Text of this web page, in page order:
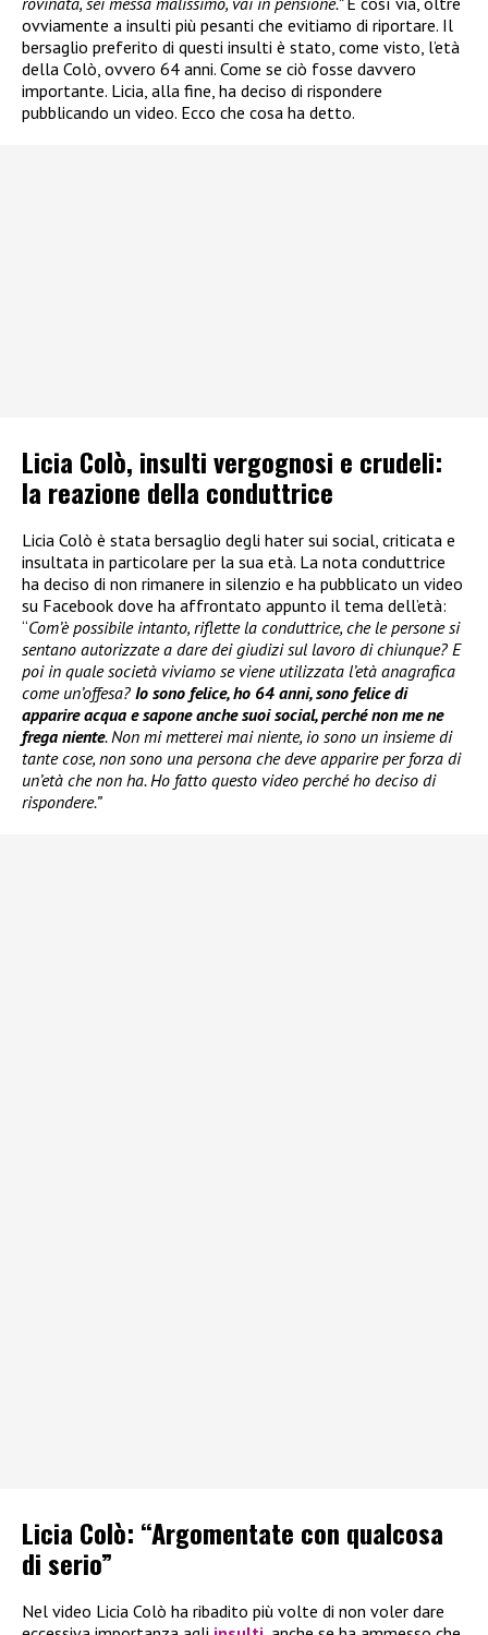
ovviamente a insulti più pesanti che evitiamo di riportare. Il
bersaglio preferito di questi insulti è stato, come visto, l’età
della Colò, ovvero 64 anni. Come se ciò fosse davvero
importante. Licia, alla fine, ha deciso di rispondere
pubblicando un video. Ecco che cosa ha detto.
Licia Colò, insulti vergognosi e crudeli:
la reazione della conduttrice
Licia Colò è stata bersaglio degli hater sui social, criticata e
insultata in particolare per la sua età. La nota conduttrice
ha deciso di non rimanere in silenzio e ha pubblicato un video
su Facebook dove ha affrontato appunto il tema dell’età:
“Com’è possibile intanto, riflette la conduttrice, che le persone si
sentano autorizzate a dare dei giudizi sul lavoro di chiunque? E
poi in quale società viviamo se viene utilizzata l’età anagrafica
come un’offesa? Io sono felice, ho 64 anni, sono felice di
apparire acqua e sapone anche suoi social, perché non me ne
frega niente. Non mi metterei mai niente, io sono un insieme di
tante cose, non sono una persona che deve apparire per forza di
un’età che non ha. Ho fatto questo video perché ho deciso di
rispondere.”
Licia Colò: “Argomentate con qualcosa
di serio”
Nel video Licia Colò ha ribadito più volte di non voler dare